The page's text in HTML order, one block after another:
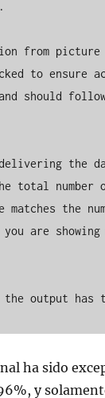
from
to ensure
should
the
total number
the
you are
the output has
ha sido
y